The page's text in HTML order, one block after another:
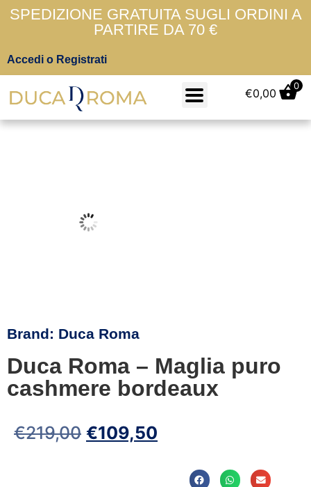
SPEDIZIONE GRATUITA SUGLI ORDINI A
PARTIRE DA 70 €
Accedi o Registrati
€0,00
0
Brand: Duca Roma
Duca Roma – Maglia puro
cashmere bordeaux
€219,00 €109,50